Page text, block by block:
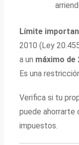
Límite
2010 (Ley
a un máximo de
Es una
Verifica si tu
puede ahorrarte
impuestos.